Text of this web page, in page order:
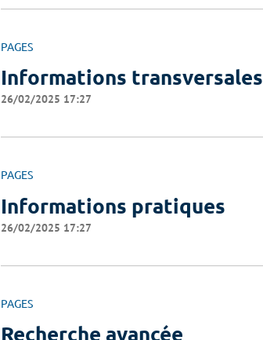
PAGES
Informations transversales
26/02/2025 17:27
PAGES
Informations pratiques
26/02/2025 17:27
PAGES
Recherche avancée